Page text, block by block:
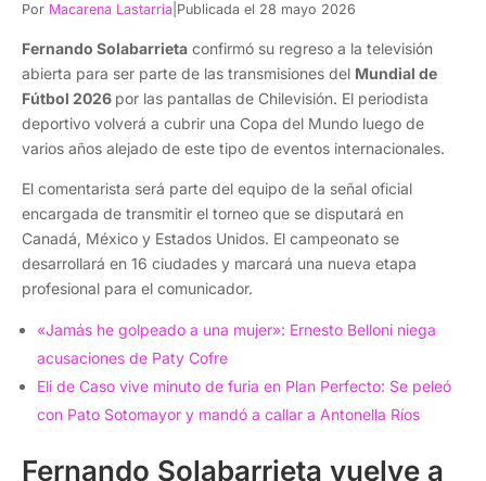
Por Macarena Lastarria Publicada el 28 mayo 2026
Fernando Solabarrieta confirmó su regreso a la televisión
abierta para ser parte de las transmisiones del Mundial de
Fútbol 2026 por las pantallas de Chilevisión. El periodista
deportivo volverá a cubrir una Copa del Mundo luego de
varios años alejado de este tipo de eventos internacionales.
El comentarista será parte del equipo de la señal oficial
encargada de transmitir el torneo que se disputará en
Canadá, México y Estados Unidos. El campeonato se
desarrollará en 16 ciudades y marcará una nueva etapa
profesional para el comunicador.
«Jamás he golpeado a una mujer»: Ernesto Belloni niega
acusaciones de Paty Cofre
Eli de Caso vive minuto de furia en Plan Perfecto: Se peleó
con Pato Sotomayor y mandó a callar a Antonella Ríos
Fernando Solabarrieta vuelve a